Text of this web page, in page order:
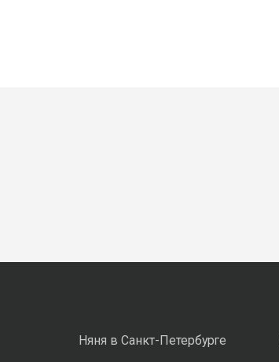
Няня в Санкт-Петербурге